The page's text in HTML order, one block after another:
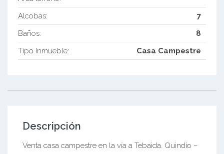
Alcobas:
7
Baños:
8
Tipo Inmueble:
Casa Campestre
Descripción
Venta casa campestre en la vía a Tebaida. Quindío –